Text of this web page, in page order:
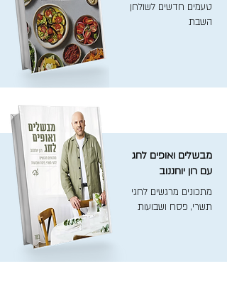
טעמים חדשים לשולחן
השבת
מבשלים ואופים לחג
עם רון יוחננוב
מתכונים מרגשים לחגי
תשרי, פסח ושבועות